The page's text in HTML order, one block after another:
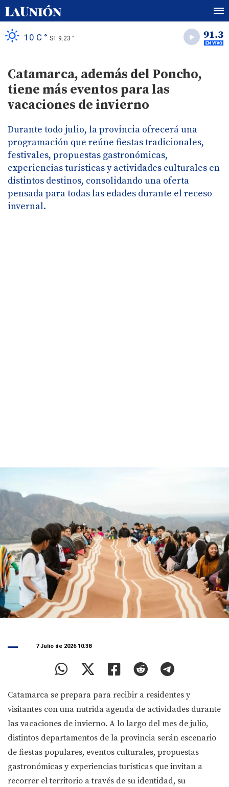
10 C ° ST 9.23 °
Catamarca, además del Poncho,
tiene más eventos para las
vacaciones de invierno
Durante todo julio, la provincia ofrecerá una
programación que reúne fiestas tradicionales,
festivales, propuestas gastronómicas,
experiencias turísticas y actividades culturales en
distintos destinos, consolidando una oferta
pensada para todas las edades durante el receso
invernal.
7 Julio de 2026 10.38
Catamarca se prepara para recibir a residentes y
visitantes con una nutrida agenda de actividades durante
las vacaciones de invierno. A lo largo del mes de julio,
distintos departamentos de la provincia serán escenario
de fiestas populares, eventos culturales, propuestas
gastronómicas y experiencias turísticas que invitan a
recorrer el territorio a través de su identidad, su